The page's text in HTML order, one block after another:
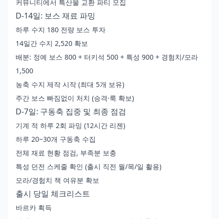
커뮤니티에서 특산물 교환 파티 모집
D-14일: 보스 재료 파밍
하루 수지 180 전량 보스 투자
14일간 수지 2,520 확보
배분: 정예 보스 800 + 터키석 500 + 특성 900 + 경험치/모라
1,500
농축 수지 제작 시작 (최대 5개 보유)
주간 보스 빠짐없이 처치 (승격·룩 확보)
D-7일: 구동축 집중 및 최종 점검
기계 적 하루 2회 파밍 (12시간 리젠)
하루 20~30개 구동축 수집
전체 재료 현황 점검, 부족분 보충
특성 던전 스케줄 확인 (출시 직전 월/목/일 활용)
모라/경험치 책 여유분 확보
출시 당일 체크리스트
바르카 획득